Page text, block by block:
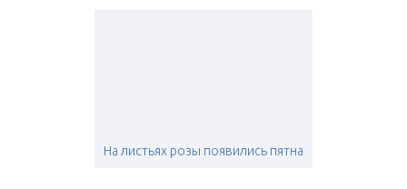
На листьях розы появились пятна